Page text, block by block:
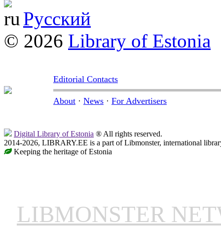
Русский
© 2026 Library of Estonia
Editorial Contacts
About · News · For Advertisers
Digital Library of Estonia ® All rights reserved.
2014-2026, LIBRARY.EE is a part of Libmonster, international
Keeping the heritage of Estonia
LIBMONSTER